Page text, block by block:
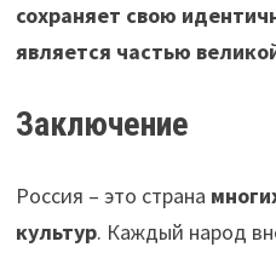
сохраняет свою
является частью
Заключение
Россия – это страна
культур. Каждый народ